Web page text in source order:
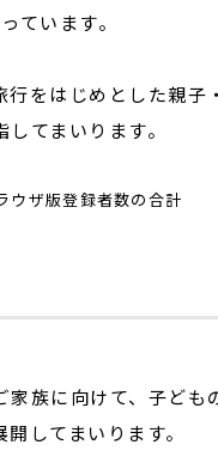
ています。
をはじめとした親子
てまいります。
ザ版登録者数の合計
族に向けて、子ども
してまいります。